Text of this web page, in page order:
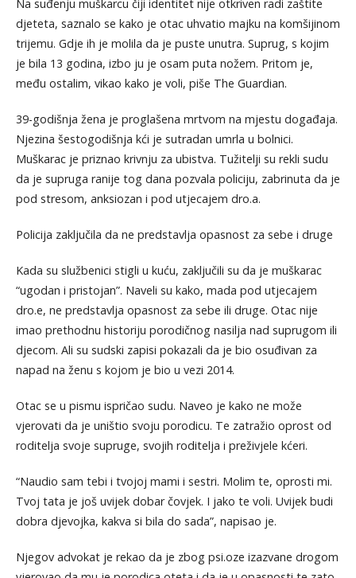
Na suđenju muškarcu čiji identitet nije otkriven radi zaštite
djeteta, saznalo se kako je otac uhvatio majku na komšijinom
trijemu. Gdje ih je molila da je puste unutra. Suprug, s kojim
je bila 13 godina, izbo ju je osam puta nožem. Pritom je,
među ostalim, vikao kako je voli, piše The Guardian.
39-godišnja žena je proglašena mrtvom na mjestu događaja.
Njezina šestogodišnja kći je sutradan umrla u bolnici.
Muškarac je priznao krivnju za ubistva. Tužitelji su rekli sudu
da je supruga ranije tog dana pozvala policiju, zabrinuta da je
pod stresom, anksiozan i pod utjecajem dro.a.
Policija zaključila da ne predstavlja opasnost za sebe i druge
Kada su službenici stigli u kuću, zaključili su da je muškarac
“ugodan i pristojan”. Naveli su kako, mada pod utjecajem
dro.e, ne predstavlja opasnost za sebe ili druge. Otac nije
imao prethodnu historiju porodičnog nasilja nad suprugom ili
djecom. Ali su sudski zapisi pokazali da je bio osuđivan za
napad na ženu s kojom je bio u vezi 2014.
Otac se u pismu ispričao sudu. Naveo je kako ne može
vjerovati da je uništio svoju porodicu. Te zatražio oprost od
roditelja svoje supruge, svojih roditelja i preživjele kćeri.
“Naudio sam tebi i tvojoj mami i sestri. Molim te, oprosti mi.
Tvoj tata je još uvijek dobar čovjek. I jako te voli. Uvijek budi
dobra djevojka, kakva si bila do sada”, napisao je.
Njegov advokat je rekao da je zbog psi.oze izazvane drogom